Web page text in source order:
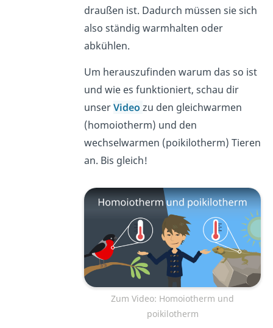
draußen ist. Dadurch müssen sie sich
also ständig warmhalten oder
abkühlen.
Um herauszufinden warum das so ist
und wie es funktioniert, schau dir
unserVideozu den gleichwarmen
(homoiotherm) und den
wechselwarmen (poikilotherm) Tieren
an. Bis gleich!
Zum Video: Homoiotherm und
poikilotherm